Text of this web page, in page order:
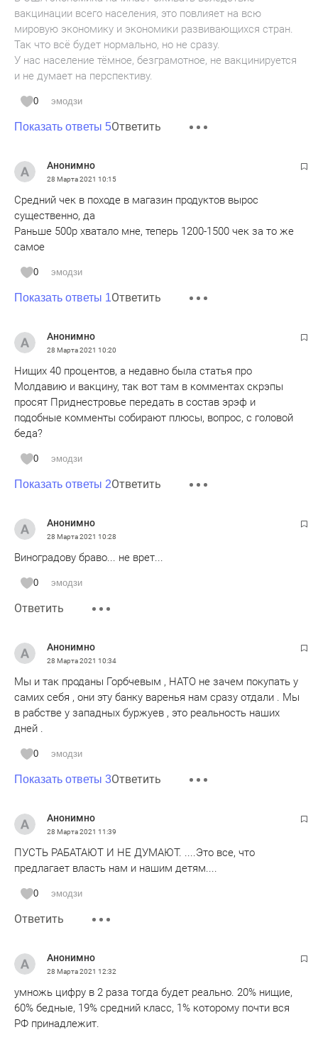
вакцинации всего населения, это повлияет на всю
мировую экономику и экономики развивающихся стран.
Так что всё будет нормально, но не сразу.
У нас население тёмное, безграмотное, не вакцинируется
и не думает на перспективу.
0 эмодзи
Показать ответы 5Ответить
Анонимно
28 Марта 2021 10:15
Средний чек в походе в магазин продуктов вырос
существенно, да
Раньше 500р хватало мне, теперь 1200-1500 чек за то же
самое
0 эмодзи
Показать ответы 1Ответить
Анонимно
28 Марта 2021 10:20
Нищих 40 процентов, а недавно была статья про
Молдавию и вакцину, так вот там в комментах скрэпы
просят Приднестровье передать в состав эрэф и
подобные комменты собирают плюсы, вопрос, с головой
беда?
0 эмодзи
Показать ответы 2Ответить
Анонимно
28 Марта 2021 10:28
Виноградову браво... не врет...
0 эмодзи
Ответить
Анонимно
28 Марта 2021 10:34
Мы и так проданы Горбчевым , НАТО не зачем покупать у
самих себя , они эту банку варенья нам сразу отдали . Мы
в рабстве у западных буржуев , это реальность наших
дней .
0 эмодзи
Показать ответы 3Ответить
Анонимно
28 Марта 2021 11:39
ПУСТЬ РАБАТАЮТ И НЕ ДУМАЮТ. ....Это все, что
предлагает власть нам и нашим детям....
0 эмодзи
Ответить
Анонимно
28 Марта 2021 12:32
умножь цифру в 2 раза тогда будет реально. 20% нищие,
60% бедные, 19% средний класс, 1% которому почти вся
РФ принадлежит.